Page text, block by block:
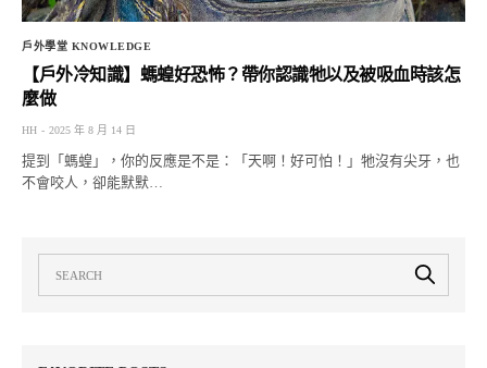
戶外學堂 KNOWLEDGE
【戶外冷知識】螞蝗好恐怖？帶你認識牠以及被吸血時該怎
麼做
HH 2025 年 8 月 14 日
提到「螞蝗」，你的反應是不是：「天啊！好可怕！」牠沒有尖牙，也
不會咬人，卻能默默…